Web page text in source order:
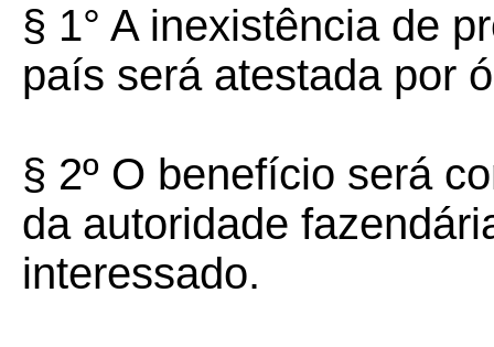
§ 1° A inexistência de
país será atestada por
§ 2º O benefício será
da autoridade
interessado.